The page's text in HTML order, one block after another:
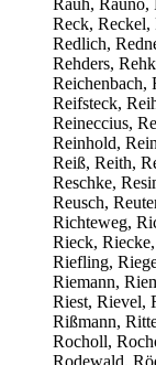
Reck, Reckel,
Redlich,
Rehders,
Reichenbach,
Reifsteck,
Reineccius,
Reinhold,
Reiß, Reith,
Reschke,
Reusch,
Richteweg,
Rieck,
Riefling,
Riemann,
Riest, Rievel,
Rißmann,
Rocholl,
Rodewald,